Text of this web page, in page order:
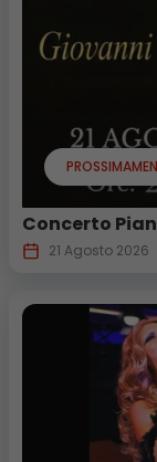
Concerto
21 Agosto 2026